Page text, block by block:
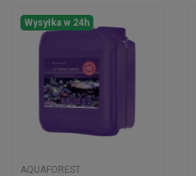
Wysyłka w 24h
AQUAFOREST